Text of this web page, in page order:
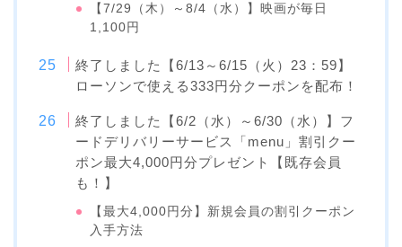
【7/29（木）～8/4（水）】映画が毎日
1,100円
終了しました【6/13～6/15（火）23：59】
ローソンで使える333円分クーポンを配布！
終了しました【6/2（水）～6/30（水）】フ
ードデリバリーサービス「menu」割引クー
ポン最大4,000円分プレゼント【既存会員
も！】
【最大4,000円分】新規会員の割引クーポン
入手方法